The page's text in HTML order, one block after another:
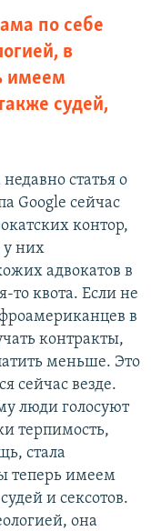
по себе
в
имеем
судей,
статья о
Google сейчас
контор,
у них
адвокатов в
квота. Если не
в
контракты,
меньше. Это
сейчас везде.
люди голосуют
терпимость,
стала
теперь имеем
и сексотов.
она